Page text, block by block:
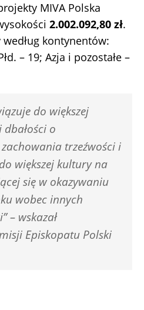
MIVA Polska
2.002.092,80 zł.
kontynentów:
– 19; Azja i pozostałe –
do większej
o
trzeźwości i
większej kultury na
się w okazywaniu
wobec innych
– wskazał
Episkopatu Polski